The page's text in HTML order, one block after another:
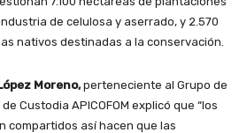
de celulosa y aserrado, y 2.570
nativos destinadas a la conservación.
Moreno,perteneciente al Grupo de
Custodia APICOFOM explicó que “los
compartidos así hacen que las